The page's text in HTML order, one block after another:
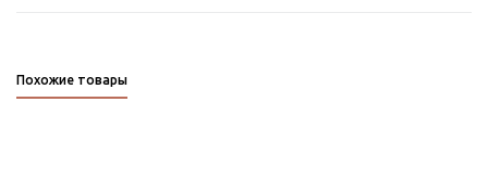
Похожие товары